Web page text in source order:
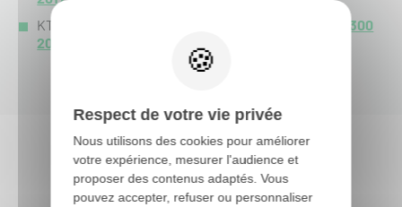
KTM EXC 300 :
EXC 300
2017
Vous aimerez aussi :
Respect de votre vie privée
Nous utilisons des cookies pour améliorer
votre expérience, mesurer l'audience et
proposer des contenus adaptés. Vous
pouvez accepter, refuser ou personnaliser